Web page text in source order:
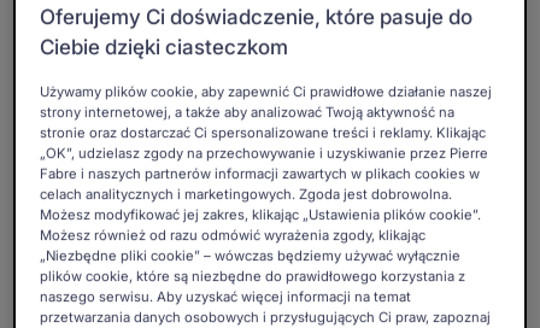
Zabawna i edukacyjna pasta do zębów, która zmienia
kolor, wskazując w ten sposób, że szczotkowanie
zębów trwało 2 minuty, zgodnie z zaleceniami
specjalistów*.
Edukacyjna pasta do zębów, która pokazuje prawidłowy
czas szczotkowania
Zabawna pasta do zębów. Ochrona przed próchnicą.
Oferujemy Ci doświadczenie, które pasuje do
Ciebie dzięki ciasteczkom
Używamy plików cookie, aby zapewnić Ci prawidłowe działanie naszej
strony internetowej, a także aby analizować Twoją aktywność na
stronie oraz dostarczać Ci spersonalizowane treści i reklamy. Klikając
„OK”, udzielasz zgody na przechowywanie i uzyskiwanie przez Pierre
Fabre i naszych partnerów informacji zawartych w plikach cookies w
celach analitycznych i marketingowych. Zgoda jest dobrowolna.
Możesz modyfikować jej zakres, klikając „Ustawienia plików cookie”.
Możesz również od razu odmówić wyrażenia zgody, klikając
„Niezbędne pliki cookie” – wówczas będziemy używać wyłącznie
plików cookie, które są niezbędne do prawidłowego korzystania z
naszego serwisu. Aby uzyskać więcej informacji na temat
przetwarzania danych osobowych i przysługujących Ci praw, zapoznaj